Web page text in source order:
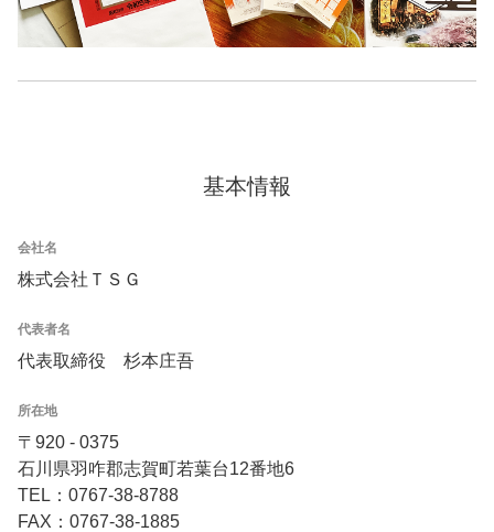
基本情報
会社名
株式会社ＴＳＧ
代表者名
代表取締役 杉本庄吾
所在地
〒920 - 0375
石川県羽咋郡志賀町若葉台12番地6
TEL：0767-38-8788
FAX：0767-38-1885